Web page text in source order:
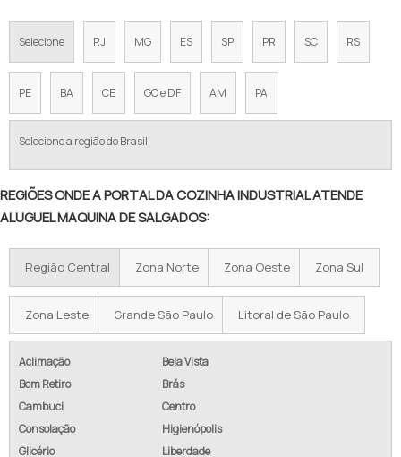
Selecione RJ MG ES SP PR SC RS
PE BA CE GO e DF AM PA
Selecione a região do Brasil
REGIÕES ONDE A PORTAL DA COZINHA INDUSTRIAL ATENDE
ALUGUEL MAQUINA DE SALGADOS:
Região Central Zona Norte Zona Oeste Zona Sul
Zona Leste Grande São Paulo Litoral de São Paulo
Aclimação
Bela Vista
Bom Retiro
Brás
Cambuci
Centro
Consolação
Higienópolis
Glicério
Liberdade